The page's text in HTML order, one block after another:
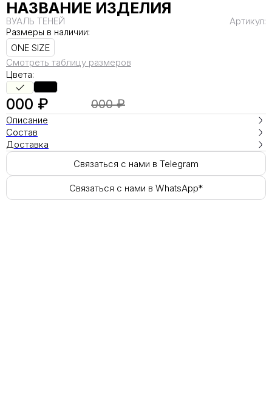
НАЗВАНИЕ ИЗДЕЛИЯ
ВУАЛЬ ТЕНЕЙ
Артикул:
Размеры в наличии:
ONE SIZE
Смотреть таблицу размеров
Цвета:
000 ₽ 000 ₽
Описание
Состав
Доставка
Связаться с нами в Telegram
Связаться с нами в WhatsApp*